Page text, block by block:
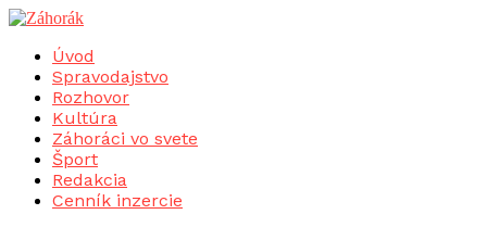
Úvod
Spravodajstvo
Rozhovor
Kultúra
Záhoráci vo svete
Šport
Redakcia
Cenník inzercie